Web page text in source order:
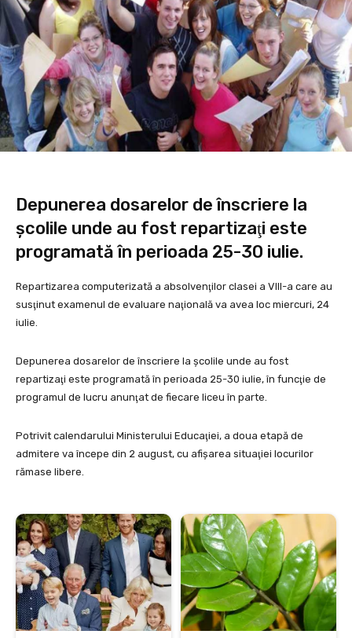
Depunerea dosarelor de înscriere la
şcolile unde au fost repartizaţi este
programată în perioada 25-30 iulie.
Repartizarea computerizată a absolvenţilor clasei a VIII-a care au
susţinut examenul de evaluare naţională va avea loc miercuri, 24
iulie.
Depunerea dosarelor de înscriere la şcolile unde au fost
repartizaţi este programată în perioada 25-30 iulie, în funcţie de
programul de lucru anunţat de fiecare liceu în parte.
Potrivit calendarului Ministerului Educaţiei, a doua etapă de
admitere va începe din 2 august, cu afişarea situaţiei locurilor
rămase libere.